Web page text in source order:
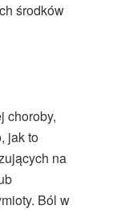
środków
choroby,
jak to
na
Ból w